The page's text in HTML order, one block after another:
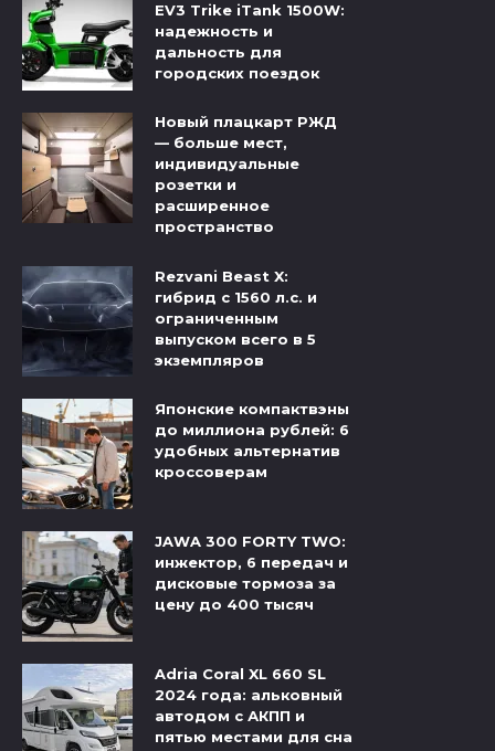
EV3 Trike iTank 1500W:
надежность и
дальность для
городских поездок
Новый плацкарт РЖД
— больше мест,
индивидуальные
розетки и
расширенное
пространство
Rezvani Beast X:
гибрид с 1560 л.с. и
ограниченным
выпуском всего в 5
экземпляров
Японские компактвэны
до миллиона рублей: 6
удобных альтернатив
кроссоверам
JAWA 300 FORTY TWO:
инжектор, 6 передач и
дисковые тормоза за
цену до 400 тысяч
Adria Coral XL 660 SL
2024 года: альковный
автодом с АКПП и
пятью местами для сна